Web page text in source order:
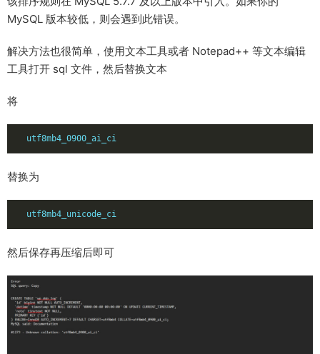
MySQL 版本较低，则会遇到此错误。
解决方法也很简单，使用文本工具或者 Notepad++ 等文本编辑
工具打开 sql 文件，然后替换文本
将
utf8mb4_0900_ai_ci
替换为
utf8mb4_unicode_ci
然后保存再压缩后即可